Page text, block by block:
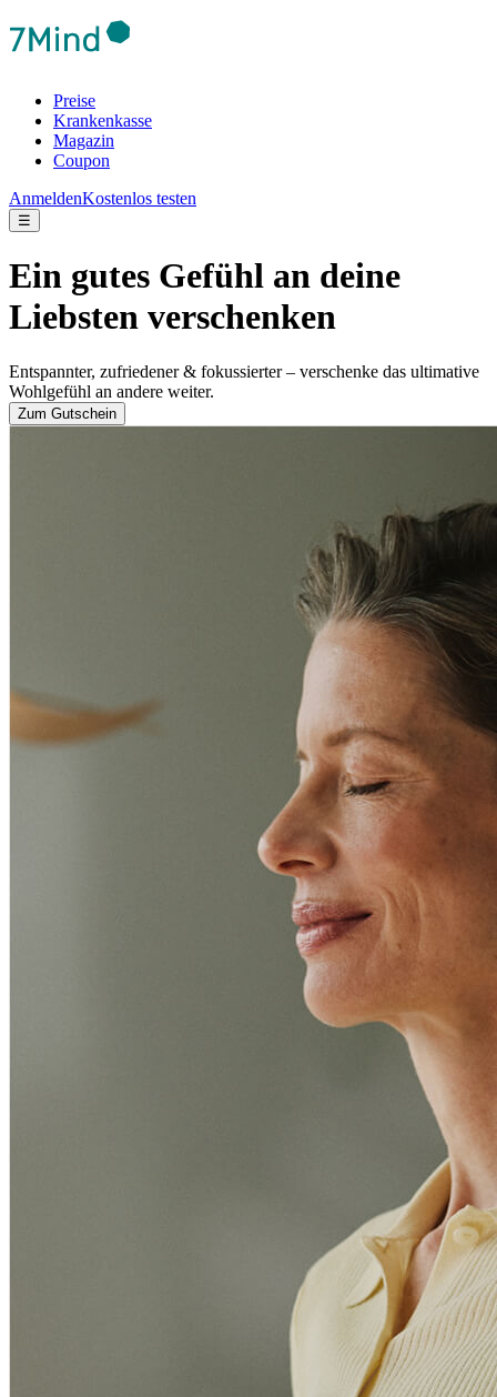
Preise
Krankenkasse
Magazin
Coupon
AnmeldenKostenlos testen
☰
Ein gutes Gefühl an deine
Liebsten verschenken
Entspannter, zufriedener & fokussierter – verschenke das ultimative
Wohlgefühl an andere weiter.
Zum Gutschein